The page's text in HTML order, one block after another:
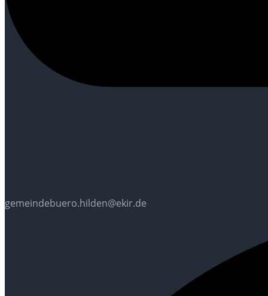
gemeindebuero.hilden@ekir.de